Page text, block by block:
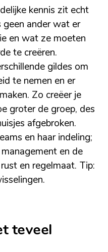
kennis zit echt
ander wat er
en wat ze moeten
te creëren.
gildes om
te nemen en er
Zo creëer je
groter de groep, des
afgebroken.
en haar indeling;
en de
en regelmaat. Tip:
teveel